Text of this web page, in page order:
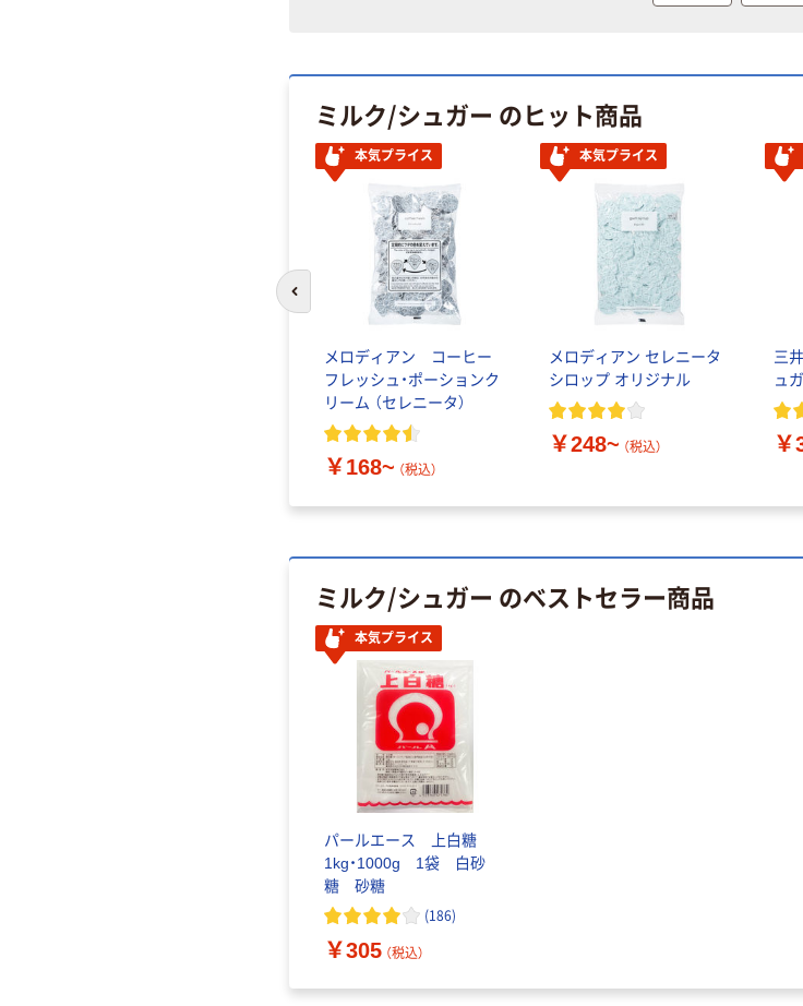
ミルク/シュガー のヒット商品
本気プライス
メロディアン コーヒー
フレッシュ・ポーションク
リーム （セレニータ）
￥168~ （税込）
本気プライス
メロディアン セレニータ
シロップ オリジナル
￥248~ （税込）
三
ュ
￥
前のスライドへ
ミルク/シュガー のベストセラー商品
本気プライス
パールエース 上白糖
1kg・1000g 1袋 白砂
糖 砂糖
(186)
￥305 （税込）